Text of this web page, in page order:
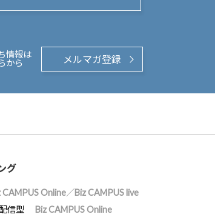
情報は
から
メルマガ登録
グ
CAMPUS Online／Biz CAMPUS live
信型
Biz CAMPUS Online